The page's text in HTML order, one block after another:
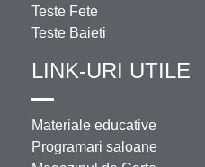
Teste Fete
Teste Baieti
LINK-URI UTILE
Materiale educative
Programari saloane